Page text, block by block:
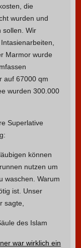
die
wurden und
sollen. Wir
Marmor wurde
auf 67000 qm
wurden 300.000
Superlative
können
nutzen um
waschen. Warum
ist. Unser
sagte,
des Islam